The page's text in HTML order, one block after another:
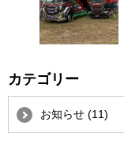
カテゴリー
お知らせ (11)